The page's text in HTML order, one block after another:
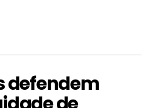
defendem